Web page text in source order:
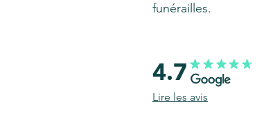
funérailles.
4.7
Lire les avis